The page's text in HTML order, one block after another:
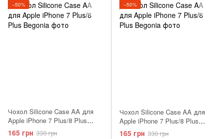
−50%
Чохол Silicone Case AA для
Apple iPhone 7 Plus/8 Plus
Mellow Yellow
165 грн 330 грн
−50%
Чохол Silicone Case AA для
Apple iPhone 7 Plus/8 Plus
Spearmint
165 грн 330 грн